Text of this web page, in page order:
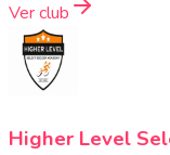
Ver club
Higher Level